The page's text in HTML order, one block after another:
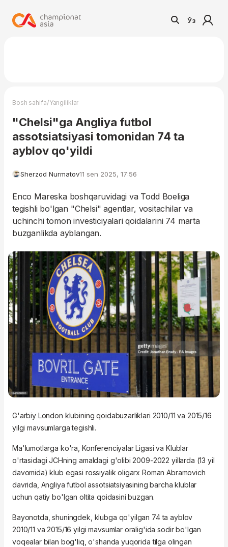
Ўз
Bosh sahifa/Yangiliklar
"Chelsi"ga Angliya futbol
assotsiatsiyasi tomonidan 74 ta
ayblov qo'yildi
Sherzod Nurmatov11 sen 2025, 17:56
Enco Mareska boshqaruvidagi va Todd Boeliga
tegishli bo'lgan "Chelsi" agentlar, vositachilar va
uchinchi tomon investiciyalari qoidalarini 74 marta
buzganlikda ayblangan.
G'arbiy London klubining qoidabuzarliklari 2010/11 va 2015/16
yilgi mavsumlarga tegishli.
Ma'lumotlarga ko'ra, Konferenciyalar Ligasi va Klublar
o'rtasidagi JCHning amaldagi g'olibi 2009-2022 yillarda (13 yil
davomida) klub egasi rossiyalik oligarx Roman Abramovich
davrida, Angliya futbol assotsiatsiyasining barcha klublar
uchun qatiy bo'lgan oltita qoidasini buzgan.
Bayonotda, shuningdek, klubga qo'yilgan 74 ta ayblov
2010/11 va 2015/16 yilgi mavsumlar oralig'ida sodir bo'lgan
voqealar bilan bog'liq, o'shanda yuqorida tilga olingan